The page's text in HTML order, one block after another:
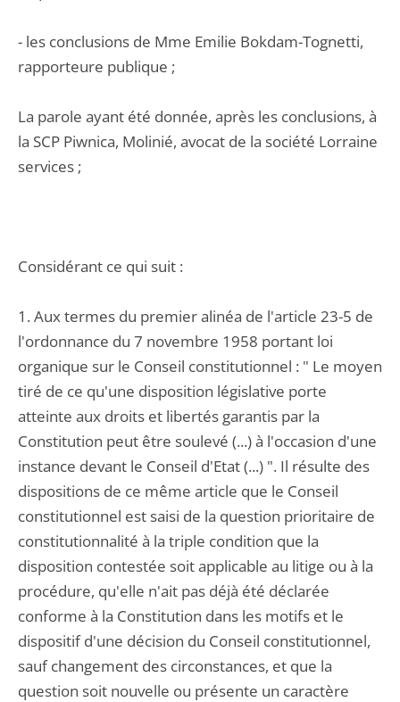
- les conclusions de Mme Emilie Bokdam-Tognetti,
rapporteure publique ;
La parole ayant été donnée, après les conclusions, à
la SCP Piwnica, Molinié, avocat de la société Lorraine
services ;
Considérant ce qui suit :
1. Aux termes du premier alinéa de l'article 23-5 de
l'ordonnance du 7 novembre 1958 portant loi
organique sur le Conseil constitutionnel : " Le moyen
tiré de ce qu'une disposition législative porte
atteinte aux droits et libertés garantis par la
Constitution peut être soulevé (...) à l'occasion d'une
instance devant le Conseil d'Etat (...) ". Il résulte des
dispositions de ce même article que le Conseil
constitutionnel est saisi de la question prioritaire de
constitutionnalité à la triple condition que la
disposition contestée soit applicable au litige ou à la
procédure, qu'elle n'ait pas déjà été déclarée
conforme à la Constitution dans les motifs et le
dispositif d'une décision du Conseil constitutionnel,
sauf changement des circonstances, et que la
question soit nouvelle ou présente un caractère